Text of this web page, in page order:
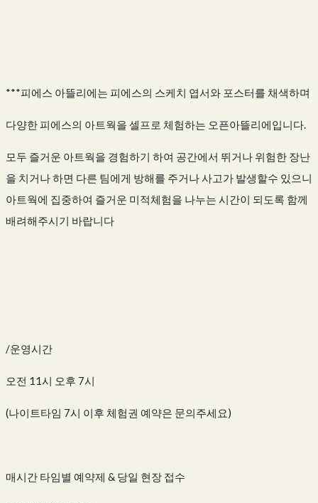
***피에스 아뜰리에는 피에스의 스케치 엽서와 포스터를 채색하며
다양한 피에스의 아트웍을 셀프로 체험하는 오픈아뜰리에입니다.
모두 즐거운 아트웍을 경험하기 하여 공간에서 뛰거나 위험한 장난
을 치거나 하면 다른 팀에게 방해를 주거나 사고가 발생할수 있으니
아트웍에 집중하여 즐거운 미적체험을 나누는 시간이 되도록 함께
배려해주시기 바랍니다
/운영시간
오전 11시 오후 7시
(나이트타임 7시 이후 체험권 예약은 문의주세요)
매시간 타임별 예약제 & 당일 현장 접수